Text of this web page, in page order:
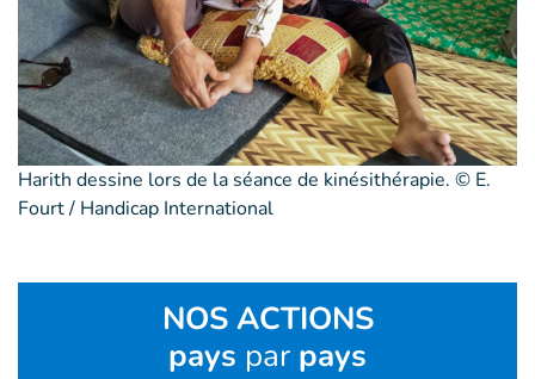
Harith dessine lors de la séance de kinésithérapie. © E.
Fourt / Handicap International
NOS ACTIONS
pays par pays